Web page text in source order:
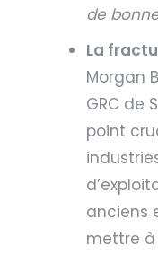
de
La
Morgan
GRC de
point
anciens
mettre à